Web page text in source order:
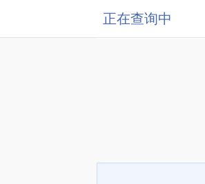
正在查询中